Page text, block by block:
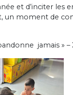
et d’inciter les
un moment de
jamais » –